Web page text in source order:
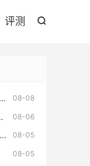

评测
08-08
08-06
08-05
08-05